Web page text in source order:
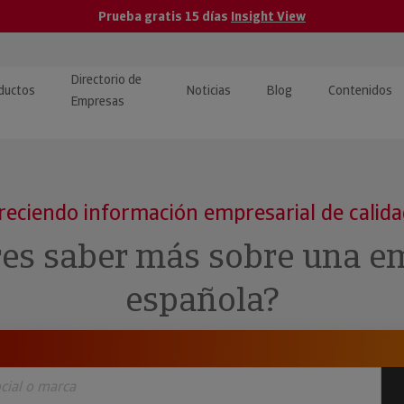
Prueba gratis 15 días Insight View
y ERP
· Recuperación de
Directorio de
Empresas
Noticias Blog Contenidos
Pública
Investigada
información empresarial de
saber más sobre una
española?